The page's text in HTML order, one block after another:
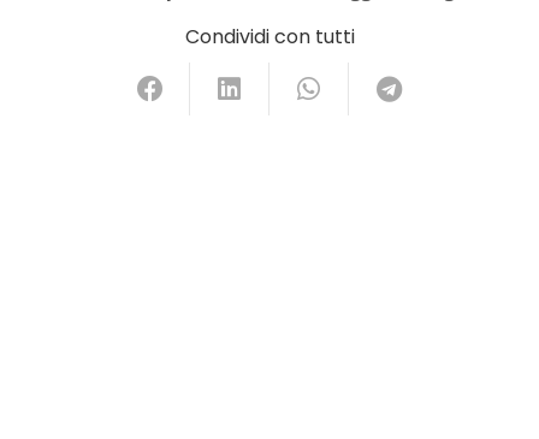
Condividi con tutti